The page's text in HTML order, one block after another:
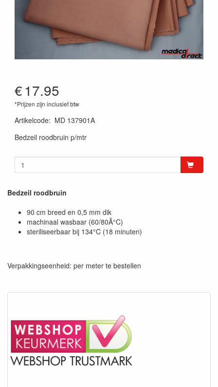
€17.95
*Prijzen zijn inclusief btw
Artikelcode: MD 137901A
Bedzeil roodbruin p/mtr
Bedzeil roodbruin
90 cm breed en 0,5 mm dik
machinaal wasbaar (60/80Â°C)
steriliseerbaar bij 134°C (18 minuten)
Verpakkingseenheid: per meter te bestellen